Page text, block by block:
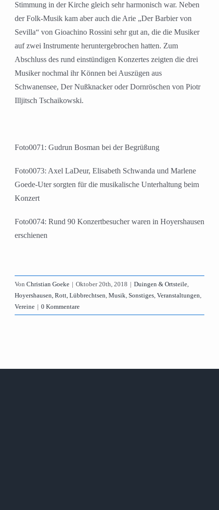
Stimmung in der Kirche gleich sehr harmonisch war. Neben
der Folk-Musik kam aber auch die Arie „Der Barbier von
Sevilla“ von Gioachino Rossini sehr gut an, die die Musiker
auf zwei Instrumente heruntergebrochen hatten. Zum
Abschluss des rund einstündigen Konzertes zeigten die drei
Musiker nochmal ihr Können bei Auszügen aus
Schwanensee, Der Nußknacker oder Dornröschen von Piotr
Illjitsch Tschaikowski.
Foto0071: Gudrun Bosman bei der Begrüßung
Foto0073: Axel LaDeur, Elisabeth Schwanda und Marlene
Goede-Uter sorgten für die musikalische Unterhaltung beim
Konzert
Foto0074: Rund 90 Konzertbesucher waren in Hoyershausen
erschienen
Von Christian Goeke | Oktober 20th, 2018 | Duingen & Ortsteile,
Hoyershausen, Rott, Lübbrechtsen, Musik, Sonstiges, Veranstaltungen,
Vereine | 0 Kommentare